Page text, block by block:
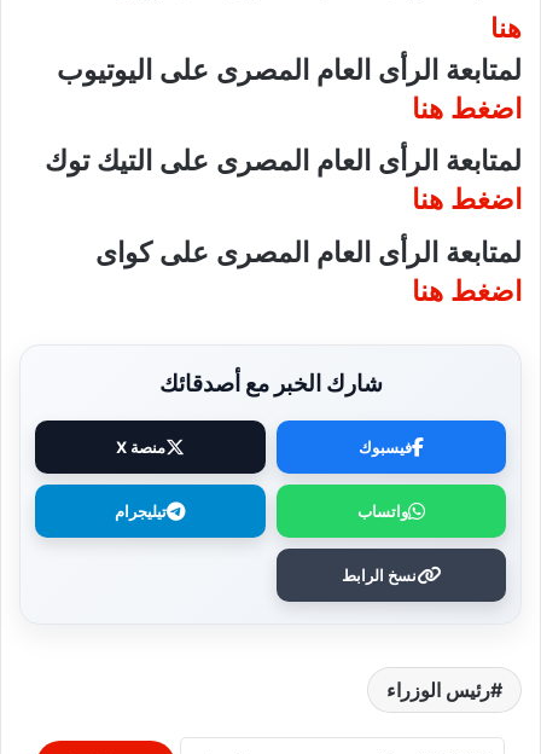
هنا
لمتابعة الرأى العام المصرى على اليوتيوب
اضغط هنا
لمتابعة الرأى العام المصرى على التيك توك
اضغط هنا
لمتابعة الرأى العام المصرى على كواى
اضغط هنا
شارك الخبر مع أصدقائك
فيسبوك منصة X
واتساب تيليجرام
نسخ الرابط
رئيس الوزراء